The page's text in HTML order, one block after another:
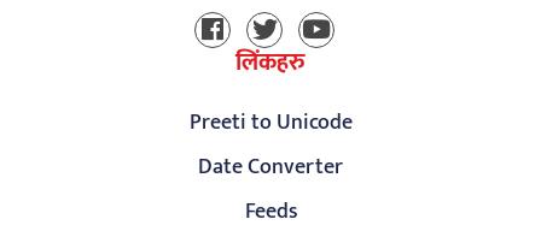
लिंकहरु
Preeti to Unicode
Date Converter
Feeds